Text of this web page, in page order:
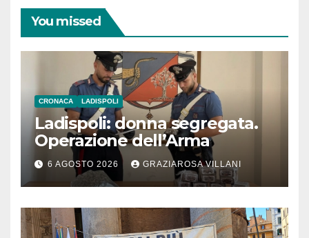
You missed
CRONACA LADISPOLI
Ladispoli: donna segregata.
Operazione dell’Arma
6 AGOSTO 2026 GRAZIAROSA VILLANI